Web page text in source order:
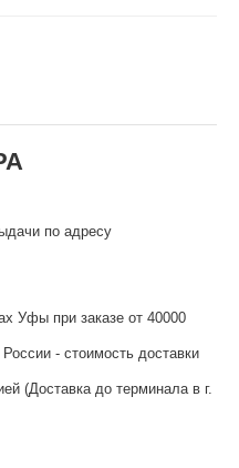
по адресу
Уфы при заказе от 40000
- стоимость доставки
(Доставка до терминала в г.